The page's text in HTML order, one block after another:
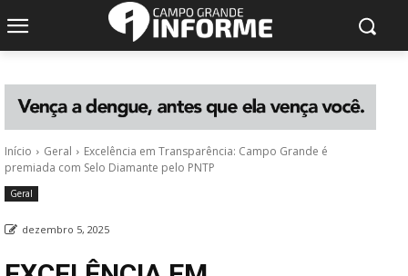
Início Geral
Excelência em Transparência: Campo Grande é
premiada com Selo Diamante pelo PNTP
Geral
dezembro 5, 2025